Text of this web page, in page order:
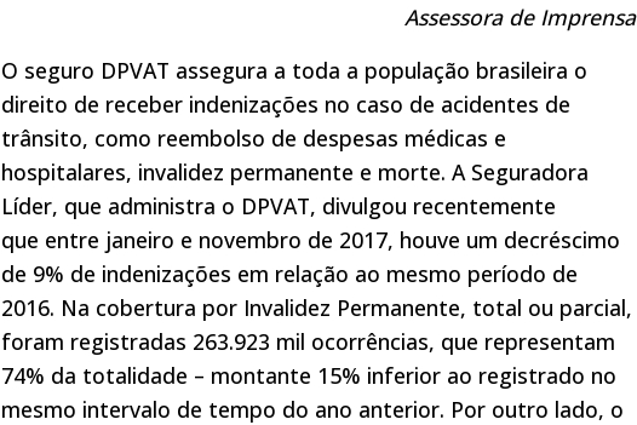
Assessora de Imprensa
O seguro DPVAT assegura a toda a população brasileira o
direito de receber indenizações no caso de acidentes de
trânsito, como reembolso de despesas médicas e
hospitalares, invalidez permanente e morte. A Seguradora
Líder, que administra o DPVAT, divulgou recentemente
que entre janeiro e novembro de 2017, houve um decréscimo
de 9% de indenizações em relação ao mesmo período de
2016. Na cobertura por Invalidez Permanente, total ou parcial,
foram registradas 263.923 mil ocorrências, que representam
74% da totalidade – montante 15% inferior ao registrado no
mesmo intervalo de tempo do ano anterior. Por outro lado, o